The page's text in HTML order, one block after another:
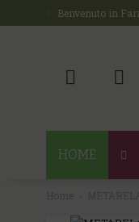
Benvenuto in
HOME